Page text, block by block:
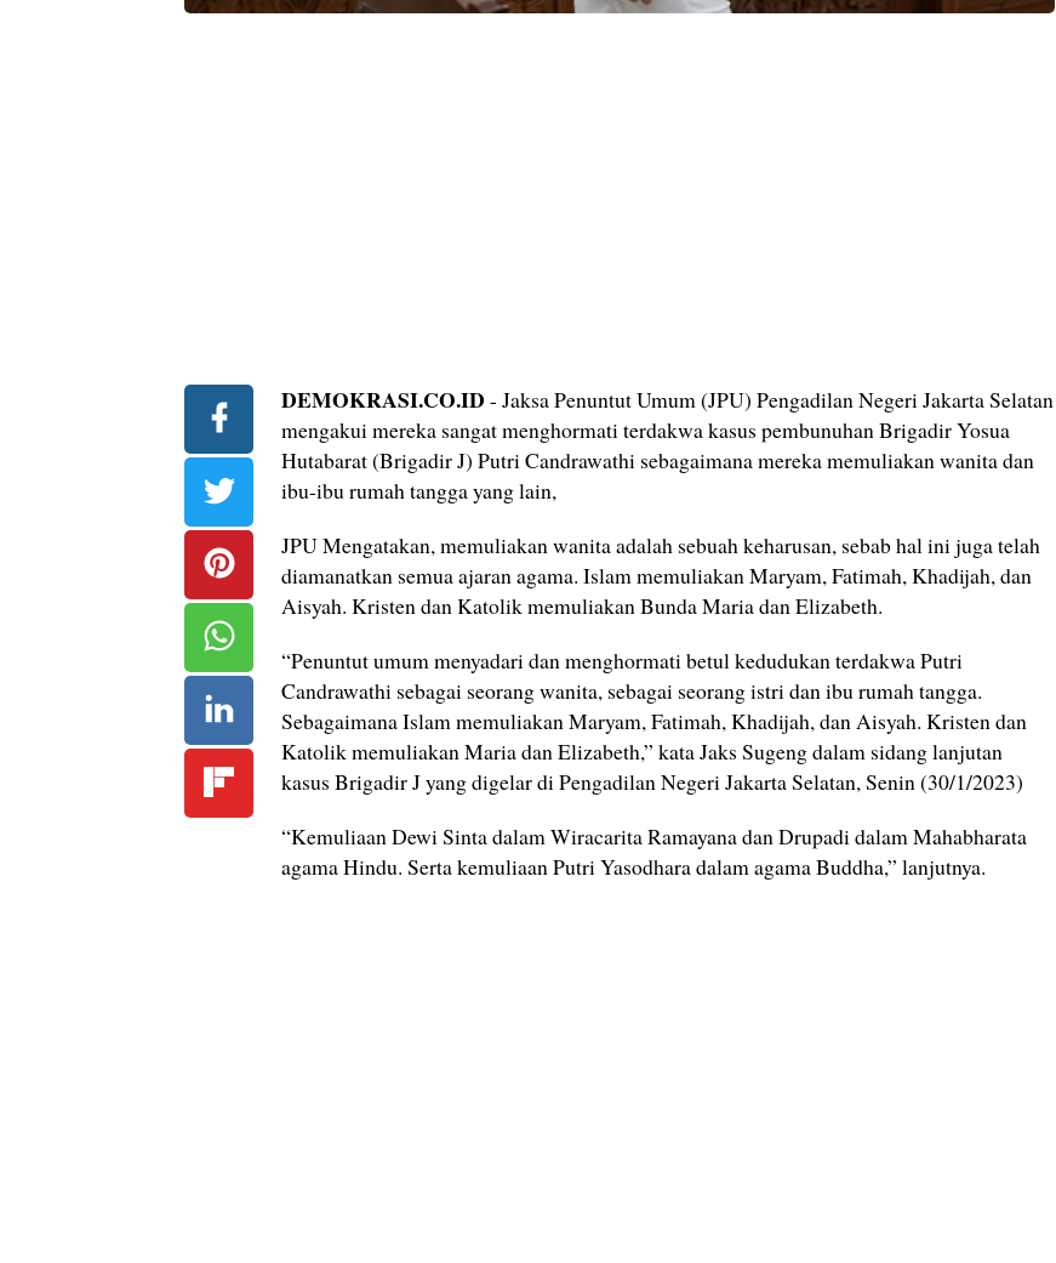
DEMOKRASI.CO.ID - Jaksa Penuntut Umum (JPU) Pengadilan Negeri Jakarta Selatan
mengakui mereka sangat menghormati terdakwa kasus pembunuhan Brigadir Yosua
Hutabarat (Brigadir J) Putri Candrawathi sebagaimana mereka memuliakan wanita dan
ibu-ibu rumah tangga yang lain,
JPU Mengatakan, memuliakan wanita adalah sebuah keharusan, sebab hal ini juga telah
diamanatkan semua ajaran agama. Islam memuliakan Maryam, Fatimah, Khadijah, dan
Aisyah. Kristen dan Katolik memuliakan Bunda Maria dan Elizabeth.
“Penuntut umum menyadari dan menghormati betul kedudukan terdakwa Putri
Candrawathi sebagai seorang wanita, sebagai seorang istri dan ibu rumah tangga.
Sebagaimana Islam memuliakan Maryam, Fatimah, Khadijah, dan Aisyah. Kristen dan
Katolik memuliakan Maria dan Elizabeth,” kata Jaks Sugeng dalam sidang lanjutan
kasus Brigadir J yang digelar di Pengadilan Negeri Jakarta Selatan, Senin (30/1/2023)
“Kemuliaan Dewi Sinta dalam Wiracarita Ramayana dan Drupadi dalam Mahabharata
agama Hindu. Serta kemuliaan Putri Yasodhara dalam agama Buddha,” lanjutnya.